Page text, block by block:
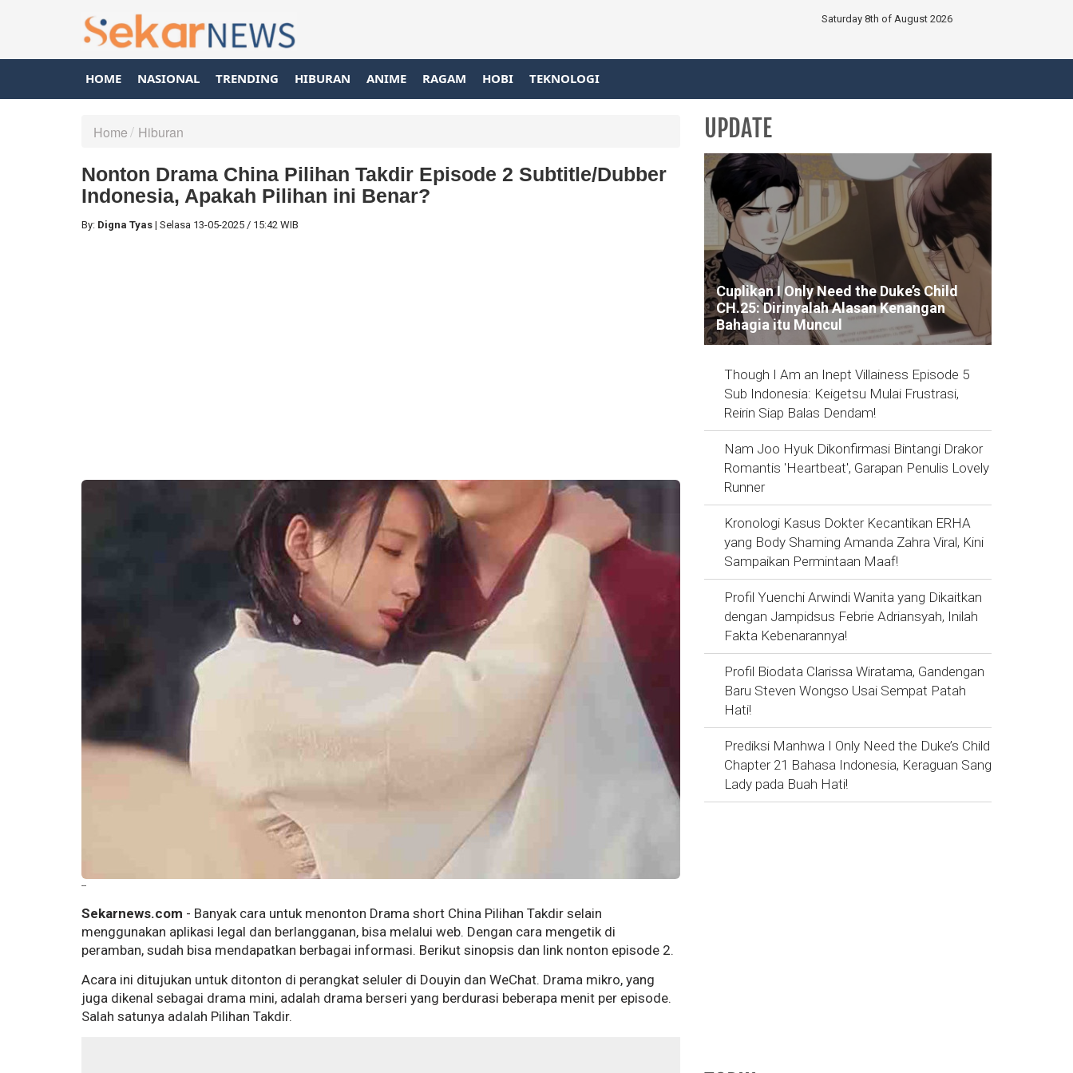
Saturday 8th of August 2026
HOME NASIONAL TRENDING HIBURAN ANIME RAGAM HOBI TEKNOLOGI
Home Hiburan
Nonton Drama China Pilihan Takdir Episode 2 Subtitle/Dubber
Indonesia, Apakah Pilihan ini Benar?
By: Digna Tyas | Selasa 13-05-2025 / 15:42 WIB
--
Sekarnews.com - Banyak cara untuk menonton Drama short China Pilihan Takdir selain
menggunakan aplikasi legal dan berlangganan, bisa melalui web. Dengan cara mengetik di
peramban, sudah bisa mendapatkan berbagai informasi. Berikut sinopsis dan link nonton episode 2.
Acara ini ditujukan untuk ditonton di perangkat seluler di Douyin dan WeChat. Drama mikro, yang
juga dikenal sebagai drama mini, adalah drama berseri yang berdurasi beberapa menit per episode.
Salah satunya adalah Pilihan Takdir.
UPDATE
Cuplikan I Only Need the Duke’s Child
CH.25: Dirinyalah Alasan Kenangan
Bahagia itu Muncul
Though I Am an Inept Villainess Episode 5
Sub Indonesia: Keigetsu Mulai Frustrasi,
Reirin Siap Balas Dendam!
Nam Joo Hyuk Dikonfirmasi Bintangi Drakor
Romantis 'Heartbeat', Garapan Penulis Lovely
Runner
Kronologi Kasus Dokter Kecantikan ERHA
yang Body Shaming Amanda Zahra Viral, Kini
Sampaikan Permintaan Maaf!
Profil Yuenchi Arwindi Wanita yang Dikaitkan
dengan Jampidsus Febrie Adriansyah, Inilah
Fakta Kebenarannya!
Profil Biodata Clarissa Wiratama, Gandengan
Baru Steven Wongso Usai Sempat Patah
Hati!
Prediksi Manhwa I Only Need the Duke’s Child
Chapter 21 Bahasa Indonesia, Keraguan Sang
Lady pada Buah Hati!